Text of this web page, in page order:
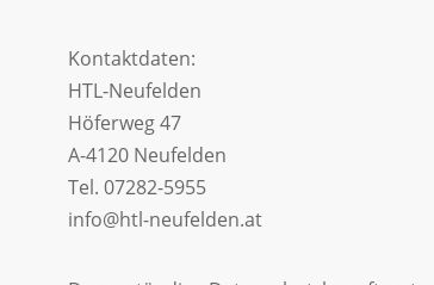
Kontaktdaten:
HTL-Neufelden
Höferweg 47
A-4120 Neufelden
Tel. 07282-5955
info@htl-neufelden.at